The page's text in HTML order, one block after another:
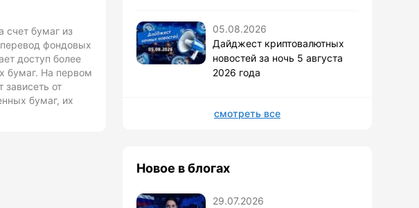
счет бумаг из
фондовых
доступ более
бумаг. На первом
зависеть от
бумаг, их
05.08.2026
Дайджест криптовалютных
новостей за ночь 5 августа
2026 года
смотреть все
Новое в блогах
29.07.2026